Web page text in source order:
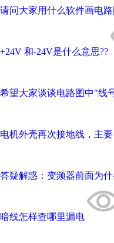
请问大家用什么软件画电路
+24V 和-24V是什么意思??
希望大家谈谈电路图中"线
电机外壳再次接地线，主要
答疑解惑：变频器前面为什
暗线怎样查哪里漏电